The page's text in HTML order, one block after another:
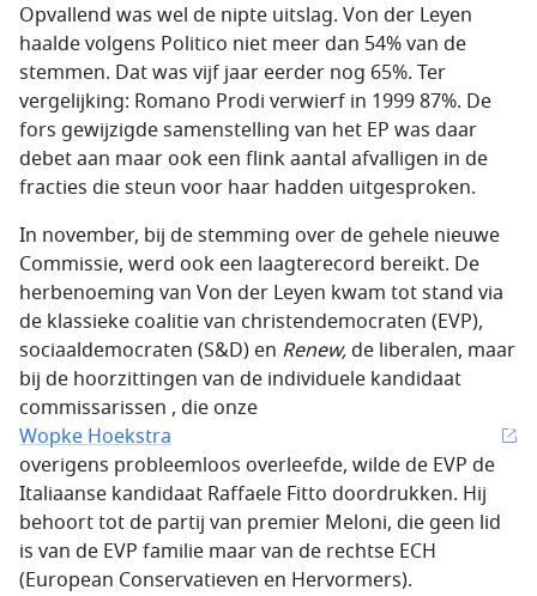
Opvallend was wel de nipte uitslag. Von der Leyen
haalde volgens Politico niet meer dan 54% van de
stemmen. Dat was vijf jaar eerder nog 65%. Ter
vergelijking: Romano Prodi verwierf in 1999 87%. De
fors gewijzigde samenstelling van het EP was daar
debet aan maar ook een flink aantal afvalligen in de
fracties die steun voor haar hadden uitgesproken.
In november, bij de stemming over de gehele nieuwe
Commissie, werd ook een laagterecord bereikt. De
herbenoeming van Von der Leyen kwam tot stand via
de klassieke coalitie van christendemocraten (EVP),
sociaaldemocraten (S&D) en Renew, de liberalen, maar
bij de hoorzittingen van de individuele kandidaat
commissarissen , die onze
Wopke Hoekstra
overigens probleemloos overleefde, wilde de EVP de
Italiaanse kandidaat Raffaele Fitto doordrukken. Hij
behoort tot de partij van premier Meloni, die geen lid
is van de EVP familie maar van de rechtse ECH
(European Conservatieven en Hervormers).